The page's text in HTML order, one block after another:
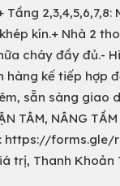
kín.+ Nhà 2
cháy đầy đủ.-
kế tiếp hợp
sẵn sàng giao
TÂM, NÂNG
https://forms.gle/
Thanh Khoản